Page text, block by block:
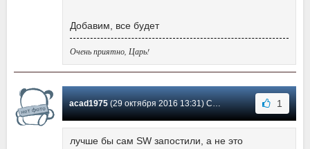
Добавим, все будет
Очень приятно, Царь!
acad1975(29 октября 2016 13:31) Сообщение #1 1
лучше бы сам SW запостили, а не это